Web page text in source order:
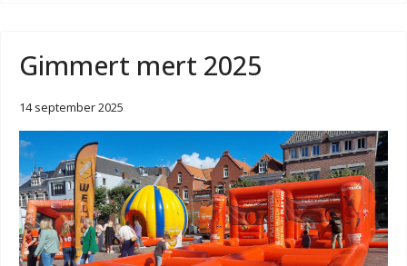
Gimmert mert 2025
14 september 2025